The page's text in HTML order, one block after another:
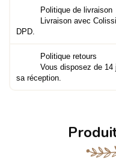
Politique de livraison
Livraison avec
DPD.
Politique retours
Vous disposez de 14
sa réception.